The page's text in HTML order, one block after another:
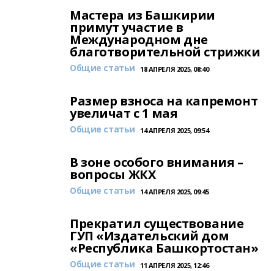
Мастера из Башкирии
примут участие в
Международном дне
благотворительной стрижки
Общие статьи 18 АПРЕЛЯ 2025, 08:40
Размер взноса на капремонт
увеличат с 1 мая
Общие статьи 14 АПРЕЛЯ 2025, 09:54
В зоне особого внимания –
вопросы ЖКХ
Общие статьи 14 АПРЕЛЯ 2025, 09:45
Прекратил существование
ГУП «Издательский дом
«Республика Башкортостан»
Общие статьи 11 АПРЕЛЯ 2025, 12:46